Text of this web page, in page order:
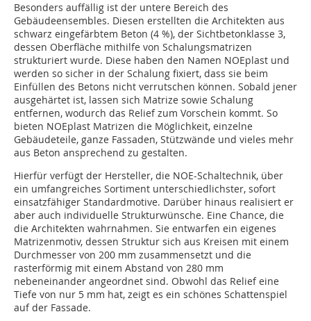
Besonders auffällig ist der untere Bereich des
Gebäudeensembles. Diesen erstellten die Architekten aus
schwarz eingefärbtem Beton (4 %), der Sichtbetonklasse 3,
dessen Oberfläche mithilfe von Schalungsmatrizen
strukturiert wurde. Diese haben den Namen NOEplast und
werden so sicher in der Schalung fixiert, dass sie beim
Einfüllen des Betons nicht verrutschen können. Sobald jener
ausgehärtet ist, lassen sich Matrize sowie Schalung
entfernen, wodurch das Relief zum Vorschein kommt. So
bieten NOEplast Matrizen die Möglichkeit, einzelne
Gebäudeteile, ganze Fassaden, Stützwände und vieles mehr
aus Beton ansprechend zu gestalten.
Hierfür verfügt der Hersteller, die NOE-Schaltechnik, über
ein umfangreiches Sortiment unterschiedlichster, sofort
einsatzfähiger Standardmotive. Darüber hinaus realisiert er
aber auch individuelle Strukturwünsche. Eine Chance, die
die Architekten wahrnahmen. Sie entwarfen ein eigenes
Matrizenmotiv, dessen Struktur sich aus Kreisen mit einem
Durchmesser von 200 mm zusammensetzt und die
rasterförmig mit einem Abstand von 280 mm
nebeneinander angeordnet sind. Obwohl das Relief eine
Tiefe von nur 5 mm hat, zeigt es ein schönes Schattenspiel
auf der Fassade.